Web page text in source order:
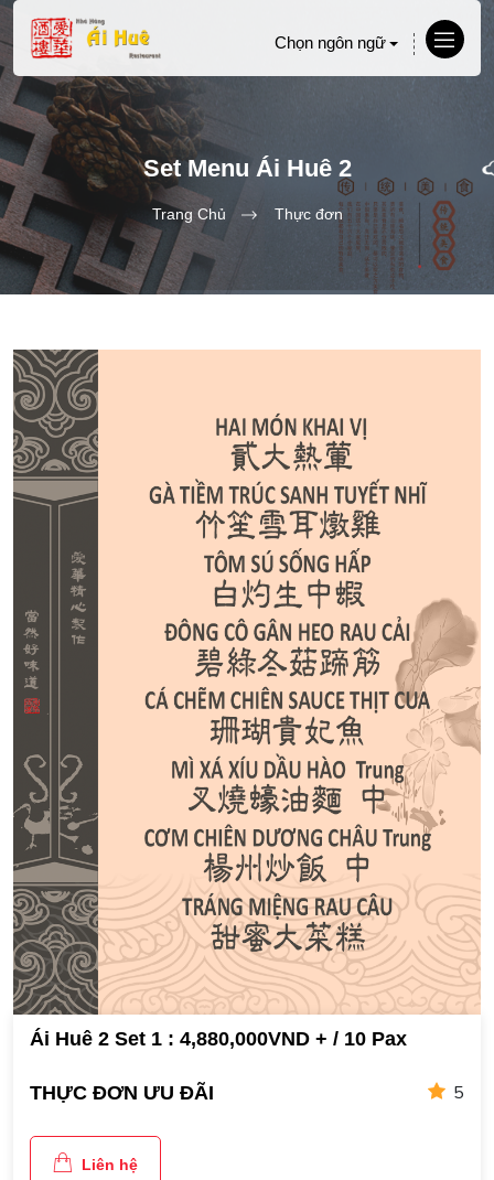
Chọn ngôn ngữ
Set Menu Ái Huê 2
Trang Chủ Thực đơn
Ái Huê 2 Set 1 : 4,880,000VND + / 10 Pax
THỰC ĐƠN ƯU ĐÃI 5
Liên hệ